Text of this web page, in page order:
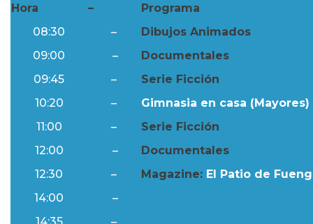
Hora –
Programa
08:30
–
Dibujos Animados
09:00
–
Documentales
09:45
–
Serie Ficción
10:20
–
Gimnasia en casa (Mayores)
11:00
–
Serie Ficción
12:00
–
Documentales
12:30
– Magazine: El Patio de
14:00
–
14:35
–